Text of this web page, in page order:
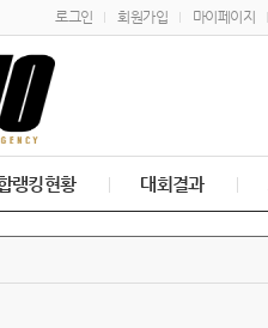
로그인 회원가입 마이페이지
랭킹현황 대회결과